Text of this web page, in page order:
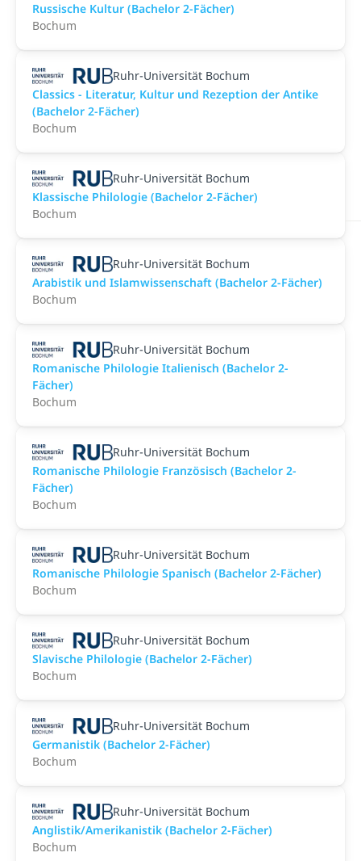
Russische Kultur (Bachelor 2-Fächer)
Bochum
Ruhr-Universität Bochum
Classics - Literatur, Kultur und Rezeption der Antike
(Bachelor 2-Fächer)
Bochum
Ruhr-Universität Bochum
Klassische Philologie (Bachelor 2-Fächer)
Bochum
Ruhr-Universität Bochum
Arabistik und Islamwissenschaft (Bachelor 2-Fächer)
Bochum
Ruhr-Universität Bochum
Romanische Philologie Italienisch (Bachelor 2-
Fächer)
Bochum
Ruhr-Universität Bochum
Romanische Philologie Französisch (Bachelor 2-
Fächer)
Bochum
Ruhr-Universität Bochum
Romanische Philologie Spanisch (Bachelor 2-Fächer)
Bochum
Ruhr-Universität Bochum
Slavische Philologie (Bachelor 2-Fächer)
Bochum
Ruhr-Universität Bochum
Germanistik (Bachelor 2-Fächer)
Bochum
Ruhr-Universität Bochum
Anglistik/Amerikanistik (Bachelor 2-Fächer)
Bochum